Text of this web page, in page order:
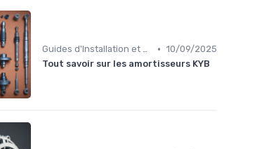
Guides d'Installation et de Réparation • 10/09/2025
Tout savoir sur les amortisseurs KYB